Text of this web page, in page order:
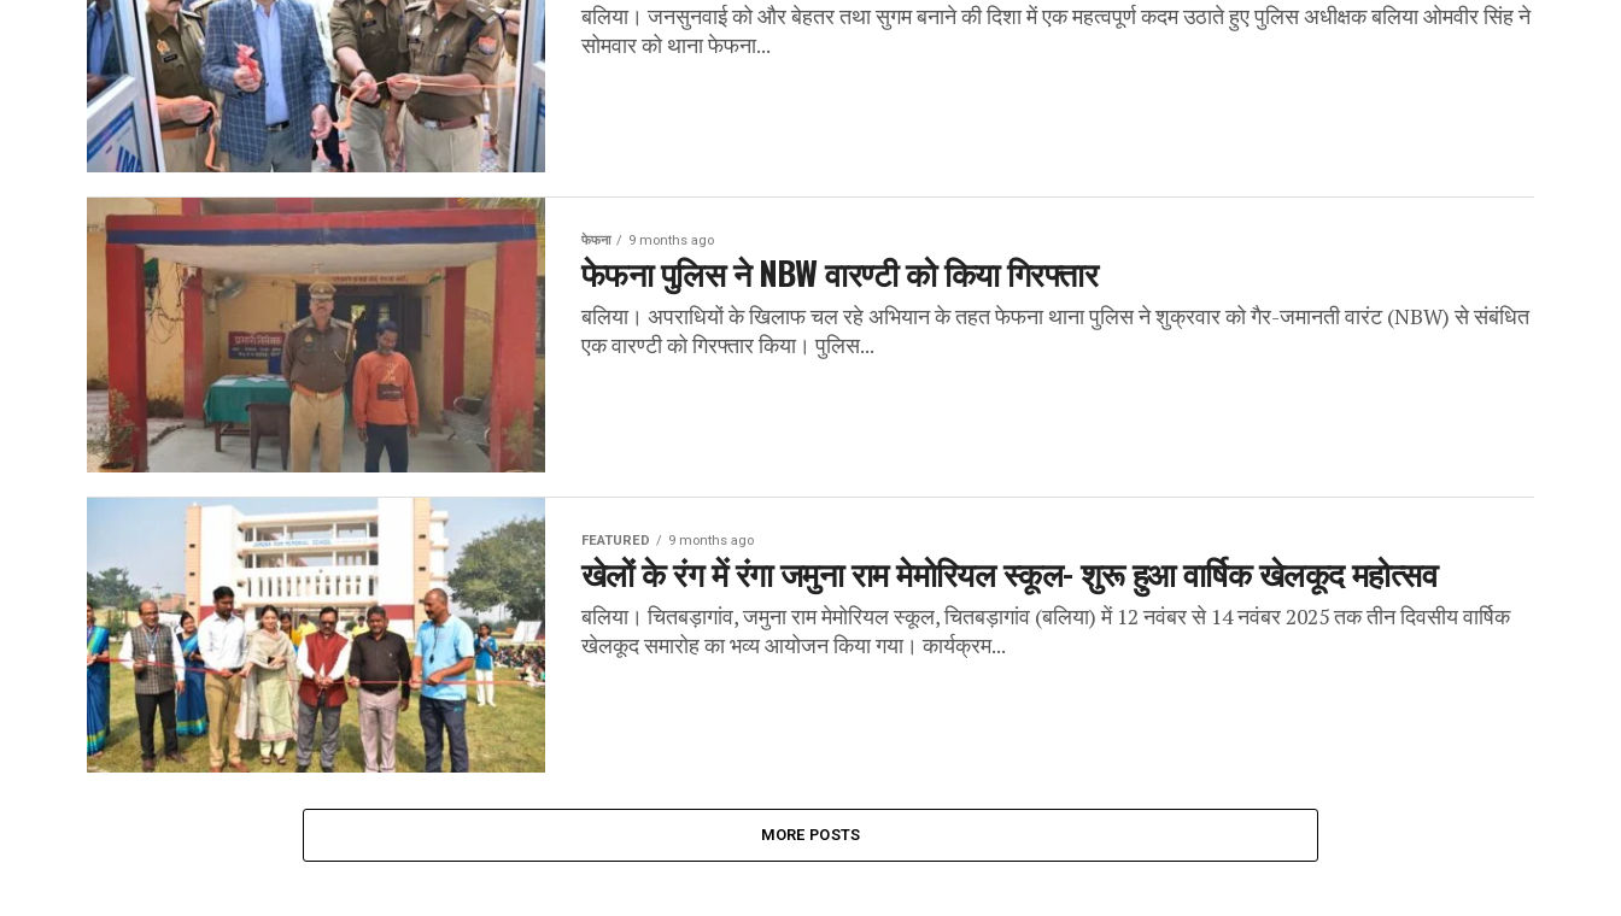
बलिया। जनसुनवाई को और बेहतर तथा सुगम बनाने की दिशा में एक महत्वपूर्ण कदम उठाते हुए पुलिस अधीक्षक बलिया ओमवीर सिंह ने
सोमवार को थाना फेफना...
फेफना 9 months ago
फेफना पुलिस ने NBW वारण्टी को किया गिरफ्तार
बलिया। अपराधियों के खिलाफ चल रहे अभियान के तहत फेफना थाना पुलिस ने शुक्रवार को गैर-जमानती वारंट (NBW) से संबंधित
एक वारण्टी को गिरफ्तार किया। पुलिस...
FEATURED 9 months ago
खेलों के रंग में रंगा जमुना राम मेमोरियल स्कूल- शुरू हुआ वार्षिक खेलकूद महोत्सव
बलिया। चितबड़ागांव, जमुना राम मेमोरियल स्कूल, चितबड़ागांव (बलिया) में 12 नवंबर से 14 नवंबर 2025 तक तीन दिवसीय वार्षिक
खेलकूद समारोह का भव्य आयोजन किया गया। कार्यक्रम...
MORE POSTS